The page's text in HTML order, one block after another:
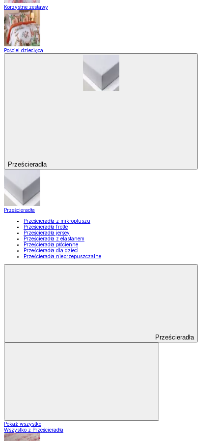
Korzystne zestawy
Pościel dziecięca
Prześcieradła
Prześcieradła
Prześcieradła z mikropluszu
Prześcieradła frotte
Prześcieradła jersey
Prześcieradła z elastanem
Prześcieradła płócienne
Prześcieradła dla dzieci
Prześcieradła nieprzepuszczalne
Prześcieradła
Pokaż wszystko
Wszystko z Prześcieradła